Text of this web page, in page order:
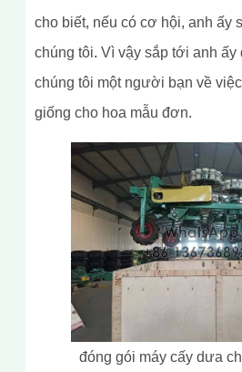
cho biết, nếu có cơ hội, anh ấy
chúng tôi. Vì vậy sắp tới anh
chúng tôi một người bạn về
giống cho hoa mẫu đơn.
đóng gói máy cấy dưa